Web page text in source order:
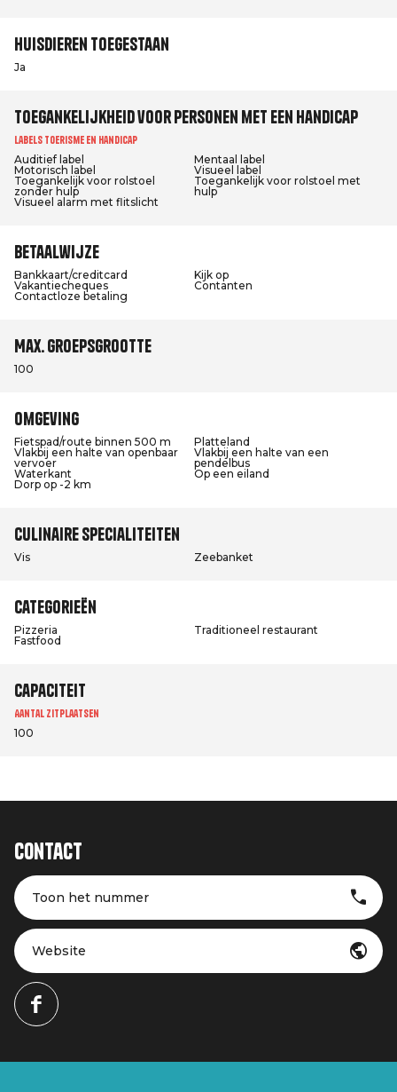
Huisdieren toegestaan
Ja
Toegankelijkheid voor personen met een handicap
Labels Toerisme en Handicap
Auditief label
Mentaal label
Motorisch label
Visueel label
Toegankelijk voor rolstoel
zonder hulp
Toegankelijk voor rolstoel met
hulp
Visueel alarm met flitslicht
Betaalwijze
Bankkaart/creditcard
Kijk op
Vakantiecheques
Contanten
Contactloze betaling
Max. groepsgrootte
100
Omgeving
Fietspad/route binnen 500 m
Platteland
Vlakbij een halte van openbaar
vervoer
Vlakbij een halte van een
pendelbus
Waterkant
Op een eiland
Dorp op -2 km
Culinaire specialiteiten
Vis Zeebanket
Categorieën
Pizzeria
Traditioneel restaurant
Fastfood
Capaciteit
Aantal zitplaatsen
100
Contact
Toon het nummer
Website